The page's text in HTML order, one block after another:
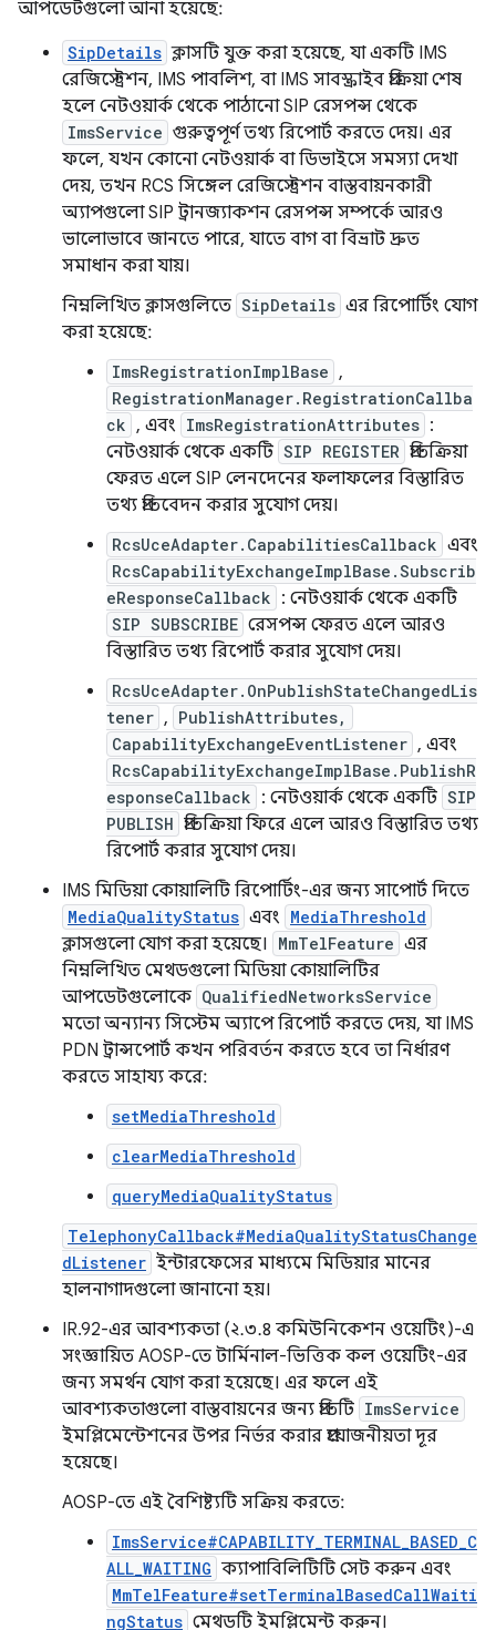
আপডেটগুলো আনা হয়েছে:
SipDetails ক্লাসটি যুক্ত করা হয়েছে, যা একটি IMS
রেজিস্ট্রেশন, IMS পাবলিশ, বা IMS সাবস্ক্রাইব প্রক্রিয়া শেষ
হলে নেটওয়ার্ক থেকে পাঠানো SIP রেসপন্স থেকে
ImsService গুরুত্বপূর্ণ তথ্য রিপোর্ট করতে দেয়। এর
ফলে, যখন কোনো নেটওয়ার্ক বা ডিভাইসে সমস্যা দেখা
দেয়, তখন RCS সিঙ্গেল রেজিস্ট্রেশন বাস্তবায়নকারী
অ্যাপগুলো SIP ট্রানজ্যাকশন রেসপন্স সম্পর্কে আরও
ভালোভাবে জানতে পারে, যাতে বাগ বা বিভ্রাট দ্রুত
সমাধান করা যায়।
নিম্নলিখিত ক্লাসগুলিতে SipDetails এর রিপোর্টিং যোগ
করা হয়েছে:
ImsRegistrationImplBase ,
RegistrationManager.RegistrationCallba
ck , এবং ImsRegistrationAttributes :
নেটওয়ার্ক থেকে একটি SIP REGISTER প্রতিক্রিয়া
ফেরত এলে SIP লেনদেনের ফলাফলের বিস্তারিত
তথ্য প্রতিবেদন করার সুযোগ দেয়।
RcsUceAdapter.CapabilitiesCallback এবং
RcsCapabilityExchangeImplBase.Subscrib
eResponseCallback : নেটওয়ার্ক থেকে একটি
SIP SUBSCRIBE রেসপন্স ফেরত এলে আরও
বিস্তারিত তথ্য রিপোর্ট করার সুযোগ দেয়।
RcsUceAdapter.OnPublishStateChangedLis
tener , PublishAttributes,
CapabilityExchangeEventListener , এবং
RcsCapabilityExchangeImplBase.PublishR
esponseCallback : নেটওয়ার্ক থেকে একটি SIP
PUBLISH প্রতিক্রিয়া ফিরে এলে আরও বিস্তারিত তথ্য
রিপোর্ট করার সুযোগ দেয়।
IMS মিডিয়া কোয়ালিটি রিপোর্টিং-এর জন্য সাপোর্ট দিতে
MediaQualityStatus এবং MediaThreshold
ক্লাসগুলো যোগ করা হয়েছে। MmTelFeature এর
নিম্নলিখিত মেথডগুলো মিডিয়া কোয়ালিটির
আপডেটগুলোকে QualifiedNetworksService
মতো অন্যান্য সিস্টেম অ্যাপে রিপোর্ট করতে দেয়, যা IMS
PDN ট্রান্সপোর্ট কখন পরিবর্তন করতে হবে তা নির্ধারণ
করতে সাহায্য করে:
setMediaThreshold
clearMediaThreshold
queryMediaQualityStatus
TelephonyCallback#MediaQualityStatusChange
dListener ইন্টারফেসের মাধ্যমে মিডিয়ার মানের
হালনাগাদগুলো জানানো হয়।
IR.92-এর আবশ্যকতা (২.৩.৪ কমিউনিকেশন ওয়েটিং)-এ
সংজ্ঞায়িত AOSP-তে টার্মিনাল-ভিত্তিক কল ওয়েটিং-এর
জন্য সমর্থন যোগ করা হয়েছে। এর ফলে এই
আবশ্যকতাগুলো বাস্তবায়নের জন্য প্রতিটি ImsService
ইমপ্লিমেন্টেশনের উপর নির্ভর করার প্রয়োজনীয়তা দূর
হয়েছে।
AOSP-তে এই বৈশিষ্ট্যটি সক্রিয় করতে:
ImsService#CAPABILITY_TERMINAL_BASED_C
ALL_WAITING ক্যাপাবিলিটিটি সেট করুন এবং
MmTelFeature#setTerminalBasedCallWaiti
ngStatus মেথডটি ইমপ্লিমেন্ট করুন।